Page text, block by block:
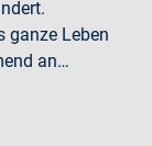
ganze Leben
an…